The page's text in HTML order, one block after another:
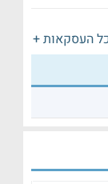
העסקאות +